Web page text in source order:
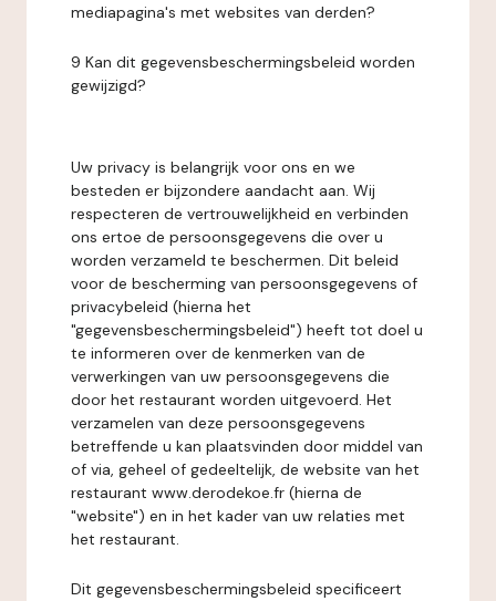
mediapagina's met websites van derden?
9 Kan dit gegevensbeschermingsbeleid worden
gewijzigd?
Uw privacy is belangrijk voor ons en we
besteden er bijzondere aandacht aan. Wij
respecteren de vertrouwelijkheid en verbinden
ons ertoe de persoonsgegevens die over u
worden verzameld te beschermen. Dit beleid
voor de bescherming van persoonsgegevens of
privacybeleid (hierna het
"gegevensbeschermingsbeleid") heeft tot doel u
te informeren over de kenmerken van de
verwerkingen van uw persoonsgegevens die
door het restaurant worden uitgevoerd. Het
verzamelen van deze persoonsgegevens
betreffende u kan plaatsvinden door middel van
of via, geheel of gedeeltelijk, de website van het
restaurant www.derodekoe.fr (hierna de
"website") en in het kader van uw relaties met
het restaurant.
Dit gegevensbeschermingsbeleid specificeert